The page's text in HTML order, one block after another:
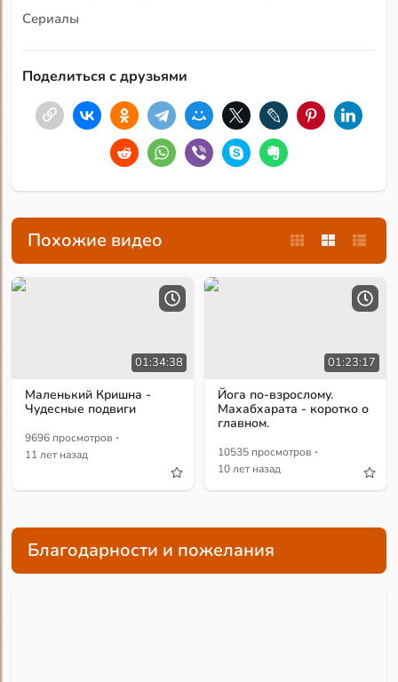
Сериалы
Поделиться с друзьями
Похожие видео
01:34:38
Маленький Кришна -
Чудесные подвиги
9696 просмотров ·
11 лет назад
01:23:17
Йога по-взрослому.
Махабхарата - коротко о
главном.
10535 просмотров ·
10 лет назад
Благодарности и пожелания